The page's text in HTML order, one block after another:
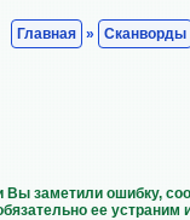
Главная » Сканворды
Вы заметили ошибку,
ее устраним